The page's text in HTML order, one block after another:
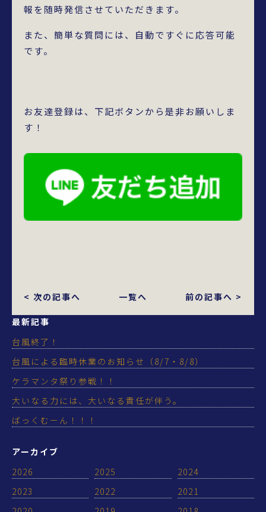
報を随時発信させていただきます。
また、簡単な質問には、自動ですぐに応答可能
です。
お友達登録は、下記ボタンから是非お願いしま
す！
< 次の記事へ 一覧へ 前の記事へ >
最新記事
台風終了！
台風による臨時休業のお知らせ（8/7・8/8）
ケラマンタ祭り参戦！！
大いなる力には、大いなる責任が伴う。
ばっくむーん！！！
アーカイブ
2026
2025
2024
2023
2022
2021